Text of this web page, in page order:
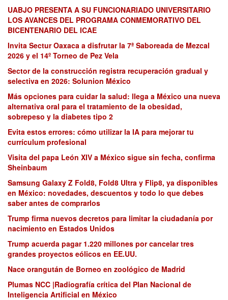
UABJO PRESENTA A SU FUNCIONARIADO UNIVERSITARIO
LOS AVANCES DEL PROGRAMA CONMEMORATIVO DEL
BICENTENARIO DEL ICAE
Invita Sectur Oaxaca a disfrutar la 7ª Saboreada de Mezcal
2026 y el 14º Torneo de Pez Vela
Sector de la construcción registra recuperación gradual y
selectiva en 2026: Solunion México
Más opciones para cuidar la salud: llega a México una nueva
alternativa oral para el tratamiento de la obesidad,
sobrepeso y la diabetes tipo 2
Evita estos errores: cómo utilizar la IA para mejorar tu
currículum profesional
Visita del papa León XIV a México sigue sin fecha, confirma
Sheinbaum
Samsung Galaxy Z Fold8, Fold8 Ultra y Flip8, ya disponibles
en México: novedades, descuentos y todo lo que debes
saber antes de comprarlos
Trump firma nuevos decretos para limitar la ciudadanía por
nacimiento en Estados Unidos
Trump acuerda pagar 1.220 millones por cancelar tres
grandes proyectos eólicos en EE.UU.
Nace orangután de Borneo en zoológico de Madrid
Plumas NCC |Radiografía crítica del Plan Nacional de
Inteligencia Artificial en México